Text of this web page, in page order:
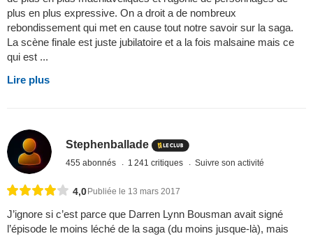
plus en plus expressive. On a droit a de nombreux
rebondissement qui met en cause tout notre savoir sur la saga.
La scène finale est juste jubilatoire et a la fois malsaine mais ce
qui est ...
Lire plus
Stephenballade
455 abonnés 1 241 critiques Suivre son activité
4,0Publiée le 13 mars 2017
J’ignore si c’est parce que Darren Lynn Bousman avait signé
l’épisode le moins léché de la saga (du moins jusque-là), mais